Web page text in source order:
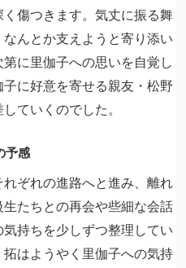
傷つきます。気丈に振る舞
んとか支えようと寄り添い
に里伽子への思いを自覚し
に好意を寄せる親友・松野
ていくのでした。
予感
ぞれの進路へと進み、離れ
たちとの再会や些細な会話
持ちを少しずつ整理してい
はようやく里伽子への気持